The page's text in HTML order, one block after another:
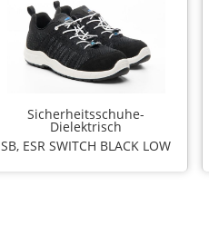
Sicherheitsschuhe-
Dielektrisch
SB, ESR SWITCH BLACK LOW